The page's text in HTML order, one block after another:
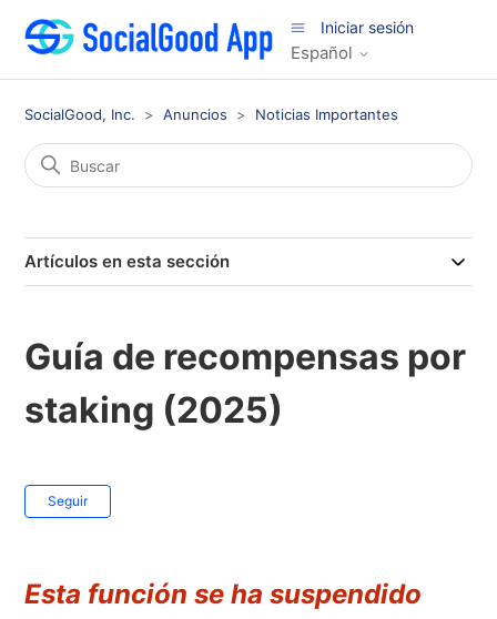
Iniciar sesión
Español
SocialGood, Inc. Anuncios Noticias Importantes
Artículos en esta sección
Guía de recompensas por
staking (2025)
Seguir
Esta función se ha suspendido